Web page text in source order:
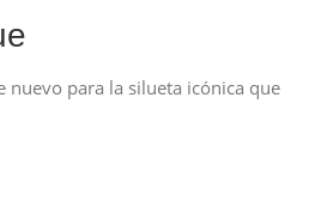
nuevo para la silueta icónica que